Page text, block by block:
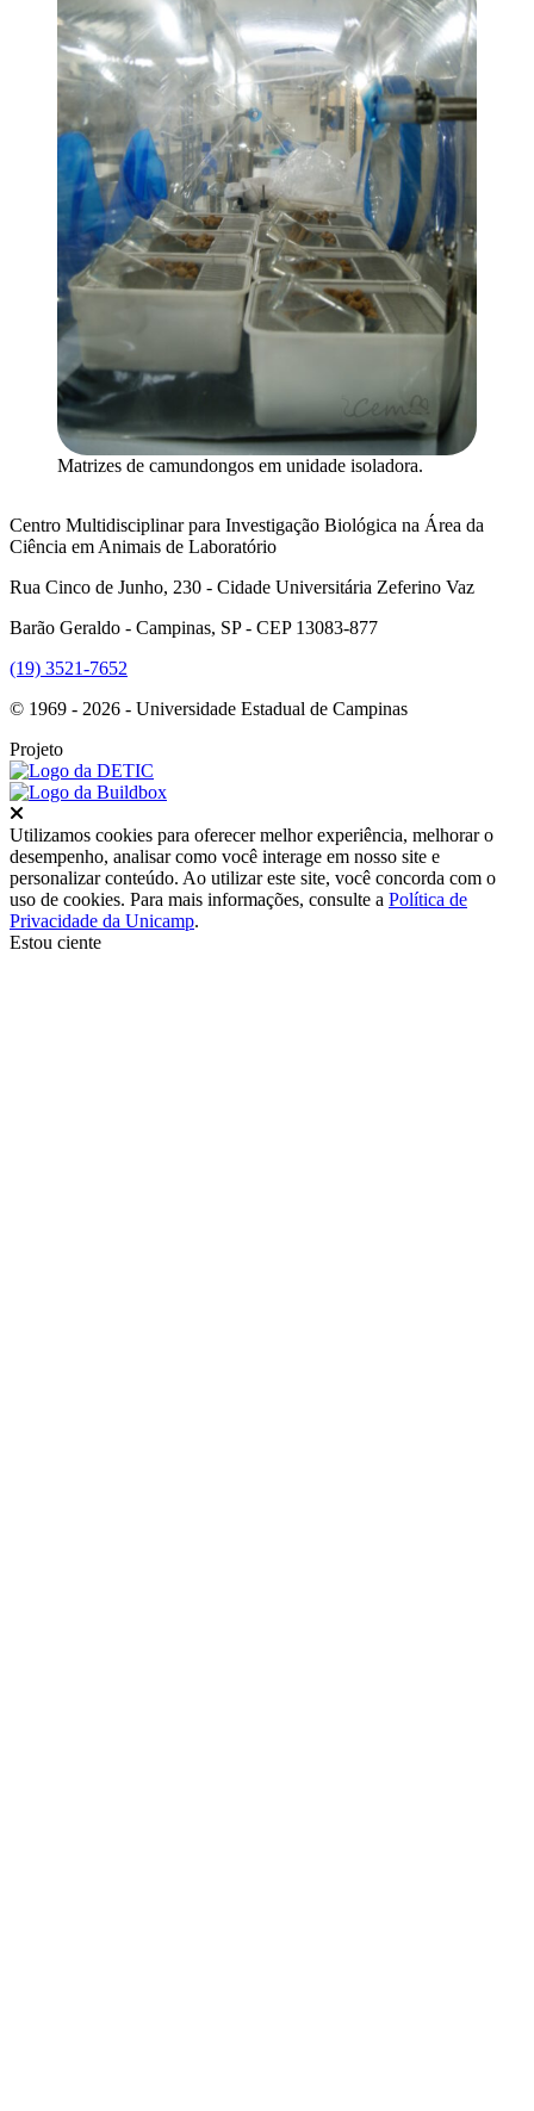
Matrizes de camundongos em unidade isoladora.
Centro Multidisciplinar para Investigação Biológica na Área da
Ciência em Animais de Laboratório
Rua Cinco de Junho, 230 - Cidade Universitária Zeferino Vaz
Barão Geraldo - Campinas, SP - CEP 13083-877
(19) 3521-7652
© 1969 - 2026 - Universidade Estadual de Campinas
Projeto
Utilizamos cookies para oferecer melhor experiência, melhorar o
desempenho, analisar como você interage em nosso site e
personalizar conteúdo. Ao utilizar este site, você concorda com o
uso de cookies. Para mais informações, consulte a Política de
Privacidade da Unicamp.
Estou ciente